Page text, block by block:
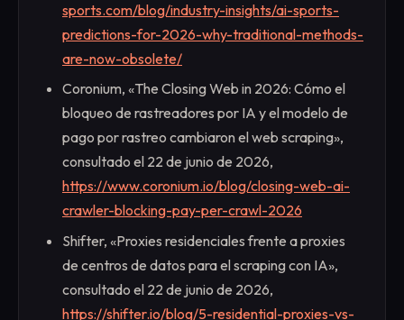
sports.com/blog/industry-insights/ai-sports-
predictions-for-2026-why-traditional-methods-
are-now-obsolete/
Coronium, «The Closing Web in 2026: Cómo el
bloqueo de rastreadores por IA y el modelo de
pago por rastreo cambiaron el web scraping»,
consultado el 22 de junio de 2026,
https://www.coronium.io/blog/closing-web-ai-
crawler-blocking-pay-per-crawl-2026
Shifter, «Proxies residenciales frente a proxies
de centros de datos para el scraping con IA»,
consultado el 22 de junio de 2026,
https://shifter.io/blog/5-residential-proxies-vs-